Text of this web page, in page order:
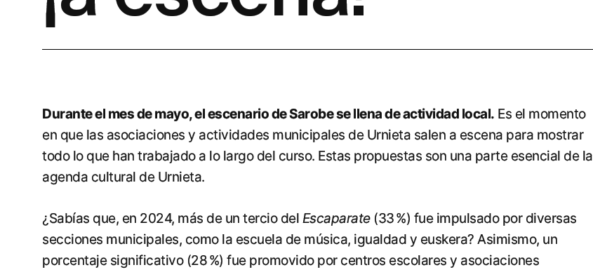
Durante el mes de mayo, el escenario de Sarobe se llena de actividad local. Es el momento
en que las asociaciones y actividades municipales de Urnieta salen a escena para mostrar
todo lo que han trabajado a lo largo del curso. Estas propuestas son una parte esencial de la
agenda cultural de Urnieta.
¿Sabías que, en 2024, más de un tercio del Escaparate(33 %) fue impulsado por diversas
secciones municipales, como la escuela de música, igualdad y euskera? Asimismo, un
porcentaje significativo (28 %) fue promovido por centros escolares y asociaciones